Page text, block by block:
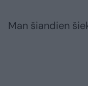
Man šiandien